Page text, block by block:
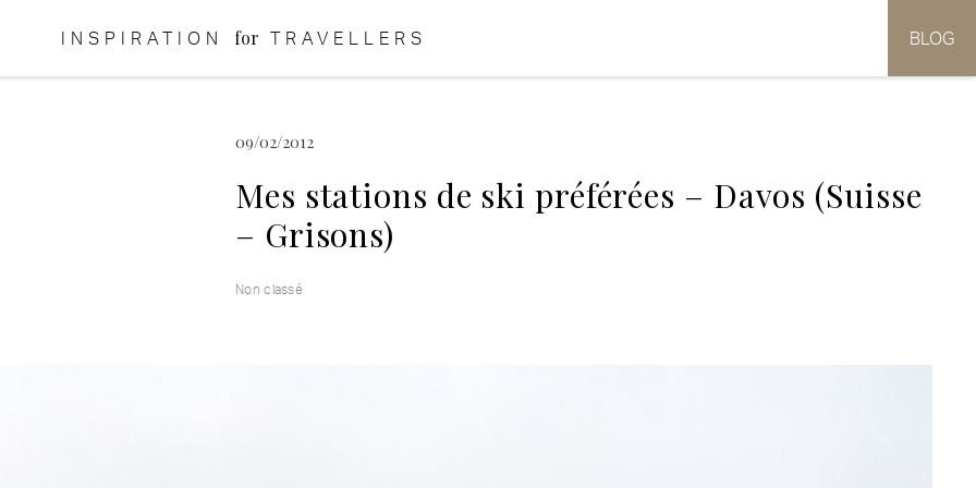
INSPIRATION for TRAVELLERS BLOG
09/02/2012
Mes stations de ski préférées – Davos (Suisse
– Grisons)
Non classé